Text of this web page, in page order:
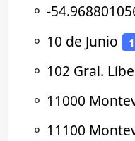
⚬ -
⚬ 10 de Junio 1
⚬ 102 Gral.
⚬ 11000
⚬ 11100